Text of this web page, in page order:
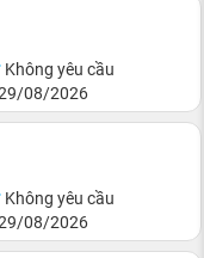
Không yêu cầu
08/2026
Không yêu cầu
08/2026